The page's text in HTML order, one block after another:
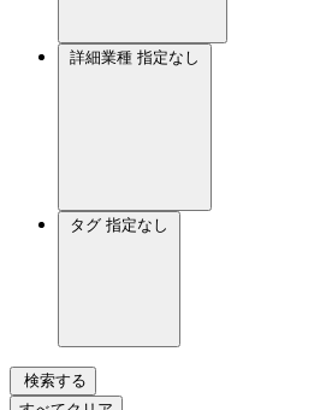
詳細業種 指定なし
タグ 指定なし
検索する